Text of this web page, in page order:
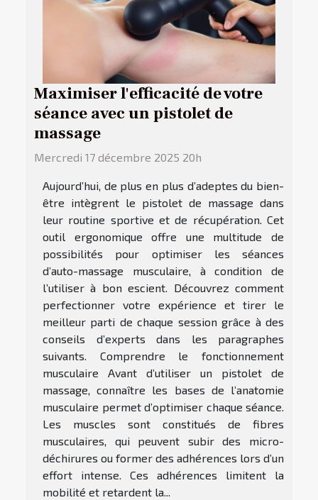
Maximiser l'efficacité de votre
séance avec un pistolet de
massage
Mercredi 17 décembre 2025 20h
Aujourd’hui, de plus en plus d’adeptes du bien-
être intègrent le pistolet de massage dans
leur routine sportive et de récupération. Cet
outil ergonomique offre une multitude de
possibilités pour optimiser les séances
d’auto-massage musculaire, à condition de
l’utiliser à bon escient. Découvrez comment
perfectionner votre expérience et tirer le
meilleur parti de chaque session grâce à des
conseils d’experts dans les paragraphes
suivants. Comprendre le fonctionnement
musculaire Avant d’utiliser un pistolet de
massage, connaître les bases de l’anatomie
musculaire permet d’optimiser chaque séance.
Les muscles sont constitués de fibres
musculaires, qui peuvent subir des micro-
déchirures ou former des adhérences lors d’un
effort intense. Ces adhérences limitent la
mobilité et retardent la...